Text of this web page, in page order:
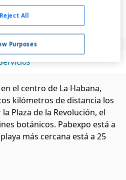
el centro de La Habana,
kilómetros de distancia los
Plaza de la Revolución, el
botánicos. Pabexpo está a
más cercana está a 25
Purposes
Reject All